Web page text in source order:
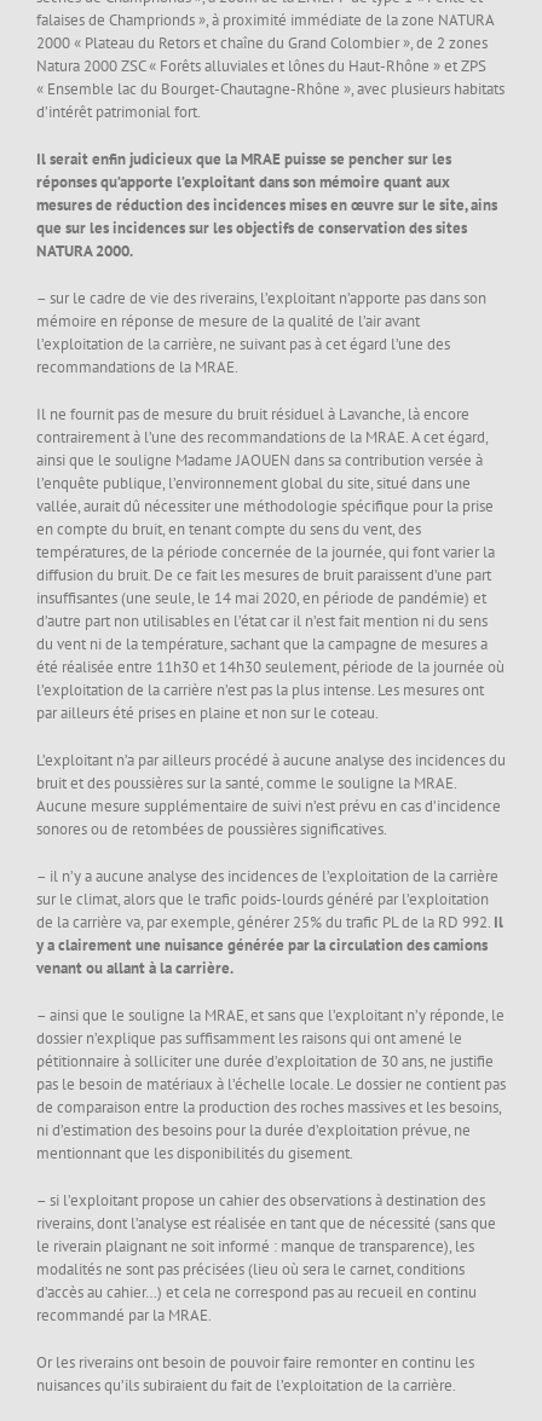
falaises de Champrionds », à proximité immédiate de la zone NATURA
2000 « Plateau du Retors et chaîne du Grand Colombier », de 2 zones
Natura 2000 ZSC « Forêts alluviales et lônes du Haut-Rhône » et ZPS
« Ensemble lac du Bourget-Chautagne-Rhône », avec plusieurs habitats
d’intérêt patrimonial fort.
Il serait enfin judicieux que la MRAE puisse se pencher sur les
réponses qu’apporte l’exploitant dans son mémoire quant aux
mesures de réduction des incidences mises en œuvre sur le site, ains
que sur les incidences sur les objectifs de conservation des sites
NATURA 2000.
– sur le cadre de vie des riverains, l’exploitant n’apporte pas dans son
mémoire en réponse de mesure de la qualité de l’air avant
l’exploitation de la carrière, ne suivant pas à cet égard l’une des
recommandations de la MRAE.
Il ne fournit pas de mesure du bruit résiduel à Lavanche, là encore
contrairement à l’une des recommandations de la MRAE. A cet égard,
ainsi que le souligne Madame JAOUEN dans sa contribution versée à
l’enquête publique, l’environnement global du site, situé dans une
vallée, aurait dû nécessiter une méthodologie spécifique pour la prise
en compte du bruit, en tenant compte du sens du vent, des
températures, de la période concernée de la journée, qui font varier la
diffusion du bruit. De ce fait les mesures de bruit paraissent d’une part
insuffisantes (une seule, le 14 mai 2020, en période de pandémie) et
d’autre part non utilisables en l’état car il n’est fait mention ni du sens
du vent ni de la température, sachant que la campagne de mesures a
été réalisée entre 11h30 et 14h30 seulement, période de la journée où
l’exploitation de la carrière n’est pas la plus intense. Les mesures ont
par ailleurs été prises en plaine et non sur le coteau.
L’exploitant n’a par ailleurs procédé à aucune analyse des incidences du
bruit et des poussières sur la santé, comme le souligne la MRAE.
Aucune mesure supplémentaire de suivi n’est prévu en cas d’incidence
sonores ou de retombées de poussières significatives.
– il n’y a aucune analyse des incidences de l’exploitation de la carrière
sur le climat, alors que le trafic poids-lourds généré par l’exploitation
de la carrière va, par exemple, générer 25% du trafic PL de la RD 992. Il
y a clairement une nuisance générée par la circulation des camions
venant ou allant à la carrière.
– ainsi que le souligne la MRAE, et sans que l’exploitant n’y réponde, le
dossier n’explique pas suffisamment les raisons qui ont amené le
pétitionnaire à solliciter une durée d’exploitation de 30 ans, ne justifie
pas le besoin de matériaux à l’échelle locale. Le dossier ne contient pas
de comparaison entre la production des roches massives et les besoins,
ni d’estimation des besoins pour la durée d’exploitation prévue, ne
mentionnant que les disponibilités du gisement.
– si l’exploitant propose un cahier des observations à destination des
riverains, dont l’analyse est réalisée en tant que de nécessité (sans que
le riverain plaignant ne soit informé : manque de transparence), les
modalités ne sont pas précisées (lieu où sera le carnet, conditions
d’accès au cahier…) et cela ne correspond pas au recueil en continu
recommandé par la MRAE.
Or les riverains ont besoin de pouvoir faire remonter en continu les
nuisances qu’ils subiraient du fait de l’exploitation de la carrière.